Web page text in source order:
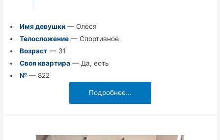
Имя девушки— Олеся
Телосложение— Спортивное
Возраст— 31
Своя квартира— Да, есть
№— 822